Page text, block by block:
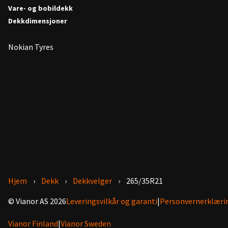
Vare- og bobildekk
Dekkdimensjoner
Nokian Tyres
Hjem Dekk Dekkvelger
265/35R21
© Vianor AS 2026Leveringsvilkår og garanti|
Vianor Finland|Vianor Sweden